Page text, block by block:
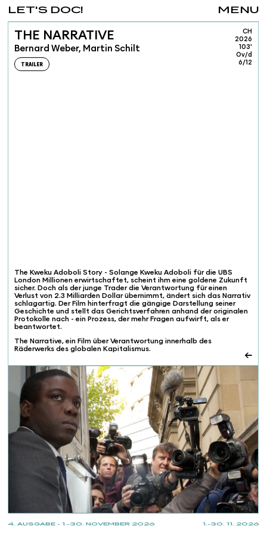
1.-30. 11. 2026
4. AUSGABE - 1.-30. NOVEMBER 2026
MENU
LET'S DOC!
THE NARRATIVE
Bernard Weber, Martin Schilt
TRAILER
CH
2026
103'
Ov/d
6/12
The Kweku Adoboli Story - Solange Kweku Adoboli für die UBS
London Millionen erwirtschaftet, scheint ihm eine goldene Zukunft
sicher. Doch als der junge Trader die Verantwortung für einen
Verlust von 2.3 Milliarden Dollar übernimmt, ändert sich das Narrativ
schlagartig. Der Film hinterfragt die gängige Darstellung seiner
Geschichte und stellt das Gerichtsverfahren anhand der originalen
Protokolle nach - ein Prozess, der mehr Fragen aufwirft, als er
beantwortet.
The Narrative, ein Film über Verantwortung innerhalb des
Räderwerks des globalen Kapitalismus.
←